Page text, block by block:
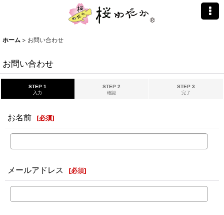
ホーム > お問い合わせ
お問い合わせ
STEP 1
入力
STEP 2
確認
STEP 3
完了
お名前 [必須]
メールアドレス [必須]